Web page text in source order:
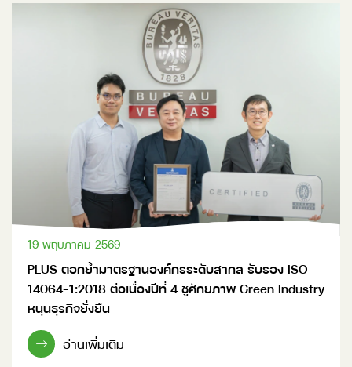
19 พฤษภาคม 2569
PLUS ตอกย้ำมาตรฐานองค์กรระดับสากล รับรอง ISO
14064-1:2018 ต่อเนื่องปีที่ 4 ชูศักยภาพ Green Industry
หนุนธุรกิจยั่งยืน
อ่านเพิ่มเติม